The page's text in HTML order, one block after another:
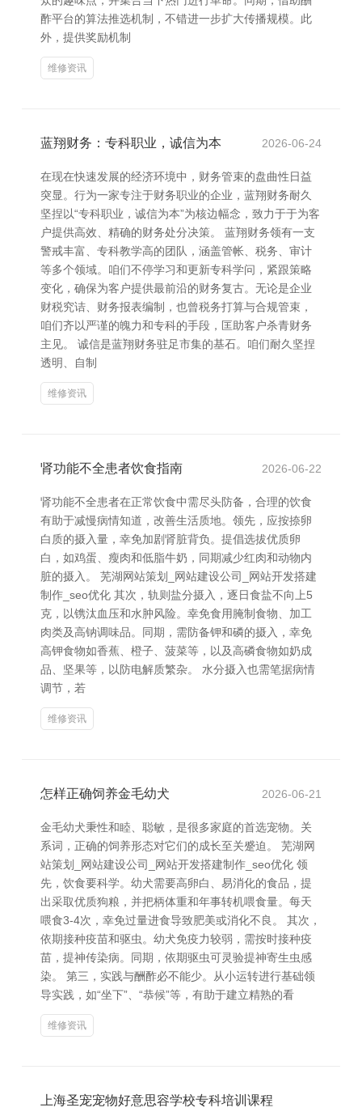
酢平台的算法推选机制，不错进一步扩大传播规模。此
外，提供奖励机制
维修资讯
蓝翔财务：专科职业，诚信为本 2026-06-24
在现在快速发展的经济环境中，财务管束的盘曲性日益
突显。行为一家专注于财务职业的企业，蓝翔财务耐久
坚捏以“专科职业，诚信为本”为核边幅念，致力于于为客
户提供高效、精确的财务处分决策。 蓝翔财务领有一支
警戒丰富、专科教学高的团队，涵盖管帐、税务、审计
等多个领域。咱们不停学习和更新专科学问，紧跟策略
变化，确保为客户提供最前沿的财务复古。无论是企业
财税究诘、财务报表编制，也曾税务打算与合规管束，
咱们齐以严谨的魄力和专科的手段，匡助客户杀青财务
主见。 诚信是蓝翔财务驻足市集的基石。咱们耐久坚捏
透明、自制
维修资讯
肾功能不全患者饮食指南 2026-06-22
肾功能不全患者在正常饮食中需尽头防备，合理的饮食
有助于减慢病情知道，改善生活质地。领先，应按捺卵
白质的摄入量，幸免加剧肾脏背负。提倡选拔优质卵
白，如鸡蛋、瘦肉和低脂牛奶，同期减少红肉和动物内
脏的摄入。 芜湖网站策划_网站建设公司_网站开发搭建
制作_seo优化 其次，轨则盐分摄入，逐日食盐不向上5
克，以镌汰血压和水肿风险。幸免食用腌制食物、加工
肉类及高钠调味品。同期，需防备钾和磷的摄入，幸免
高钾食物如香蕉、橙子、菠菜等，以及高磷食物如奶成
品、坚果等，以防电解质繁杂。 水分摄入也需笔据病情
调节，若
维修资讯
怎样正确饲养金毛幼犬 2026-06-21
金毛幼犬秉性和睦、聪敏，是很多家庭的首选宠物。关
系词，正确的饲养形态对它们的成长至关蹙迫。 芜湖网
站策划_网站建设公司_网站开发搭建制作_seo优化 领
先，饮食要科学。幼犬需要高卵白、易消化的食品，提
出采取优质狗粮，并把柄体重和年事转机喂食量。每天
喂食3-4次，幸免过量进食导致肥美或消化不良。 其次，
依期接种疫苗和驱虫。幼犬免疫力较弱，需按时接种疫
苗，提神传染病。同期，依期驱虫可灵验提神寄生虫感
染。 第三，实践与酬酢必不能少。从小运转进行基础领
导实践，如“坐下”、“恭候”等，有助于建立精熟的看
维修资讯
上海圣宠宠物好意思容学校专科培训课程